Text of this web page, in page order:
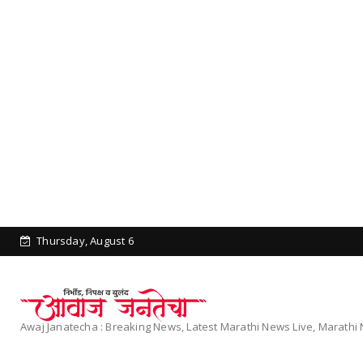
Thursday, August 6
Awaj Janatecha : Breaking News, Latest Marathi News Live, Marathi